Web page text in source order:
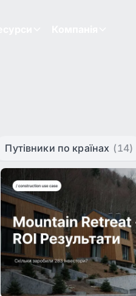
Путівники по країнах (14)